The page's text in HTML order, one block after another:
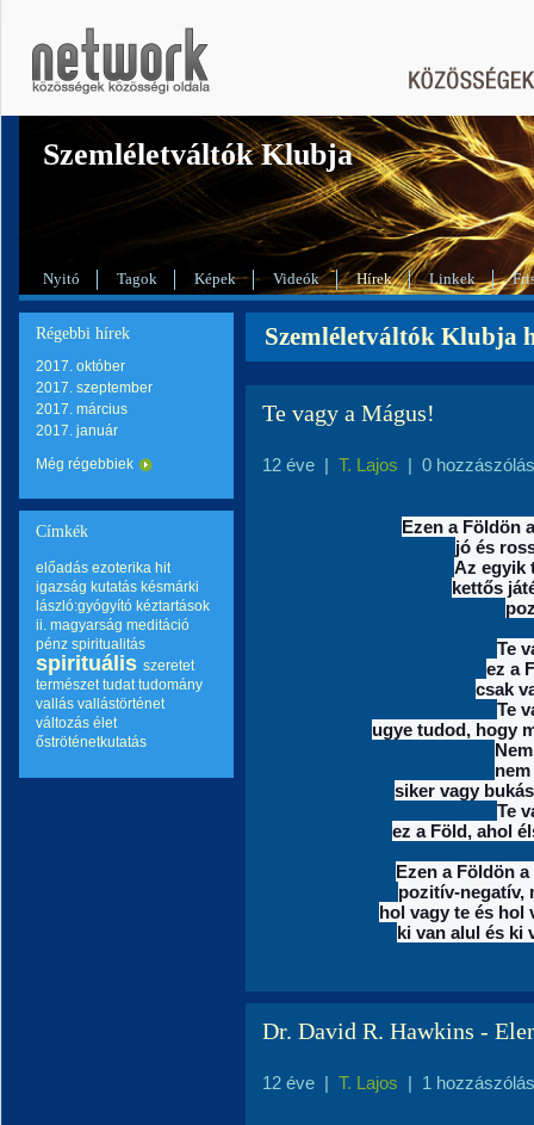
Szemléletváltók Klubja
Nyitó Tagok Képek Videók Hírek Linkek
Régebbi hírek
2017. október
2017. szeptember
2017. március
2017. január
Még régebbiek
Címkék
előadás ezoterika hit
igazság kutatás késmárki
lászló:gyógyító kéztartások
ii. magyarság meditáció
pénz spiritualitás
spirituális szeretet
természet tudat tudomány
vallás vallástörténet
változás élet
őströténetkutatás
Szemléletváltók Klubja
Te vagy a Mágus!
12 éve | T. Lajos | 0 hozzászólás
Ezen a Földön
jó és
Az egyik
kettős
Te
ez a
csak
Te
ugye tudod, hogy
siker vagy
Te
ez a Föld, ahol
Ezen a Földön
pozitív-negatív,
hol vagy te és hol
ki van alul és ki
Dr. David R. Hawkins -
12 éve | T. Lajos | 1 hozzászólás